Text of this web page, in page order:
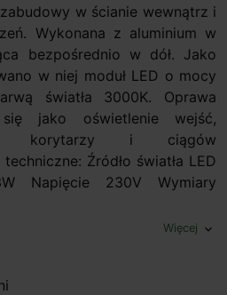
w ścianie wewnątrz i
Wykonana z aluminium w
bezpośrednio w dół. Jako
w niej moduł LED o mocy
światła 3000K. Oprawa
jako oświetlenie wejść,
korytarzy i ciągów
Źródło światła LED
Napięcie 230V Wymiary
Więcej expand_more